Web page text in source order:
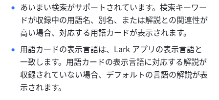
あいまい検索がサポートされています。検索キーワー
ドが収録中の用語名、別名、または解説との関連性が
高い場合、対応する用語カードが表示されます。
用語カードの表示言語は、Lark アプリの表示言語と
一致します。用語カードの表示言語に対応する解説が
収録されていない場合、デフォルトの言語の解説が表
示されます。